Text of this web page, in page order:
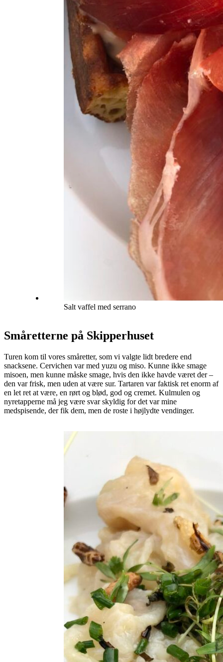
Salt vaffel med serrano
Småretterne på Skipperhuset
Turen kom til vores småretter, som vi valgte lidt bredere end
snacksene. Cervichen var med yuzu og miso. Kunne ikke smage
misoen, men kunne måske smage, hvis den ikke havde været der –
den var frisk, men uden at være sur. Tartaren var faktisk ret enorm af
en let ret at være, en rørt og blød, god og cremet. Kulmulen og
nyretapperne må jeg være svar skyldig for det var mine
medspisende, der fik dem, men de roste i højlydte vendinger.